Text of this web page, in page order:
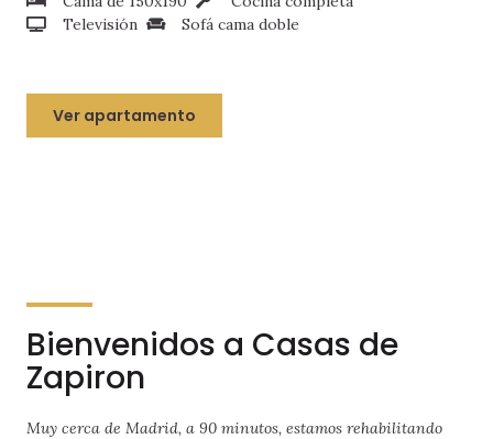
Televisión
Sofá cama doble
Ver apartamento
Bienvenidos a Casas de
Zapiron
Muy cerca de Madrid, a 90 minutos, estamos rehabilitando